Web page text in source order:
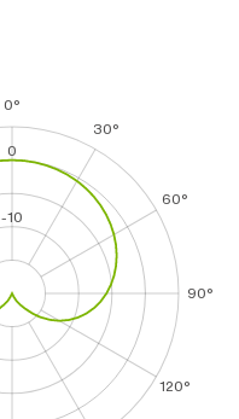
0°
30°
60°
90°
120°
-10
0